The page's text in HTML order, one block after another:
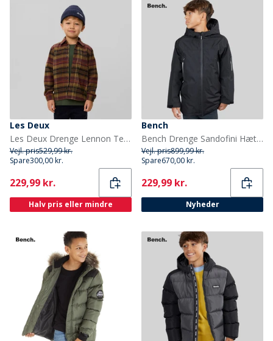
Les Deux
Les Deux Drenge Lennon Tern Overshirt Fudge
Vejl. pris529,99 kr.
Spare300,00 kr.
Current
229,99 kr.
Halv pris eller mindre
Bench
Bench Drenge Sandofini Hættejakke Sort
Vejl. pris899,99 kr.
Spare670,00 kr.
Current
229,99 kr.
Nyheder